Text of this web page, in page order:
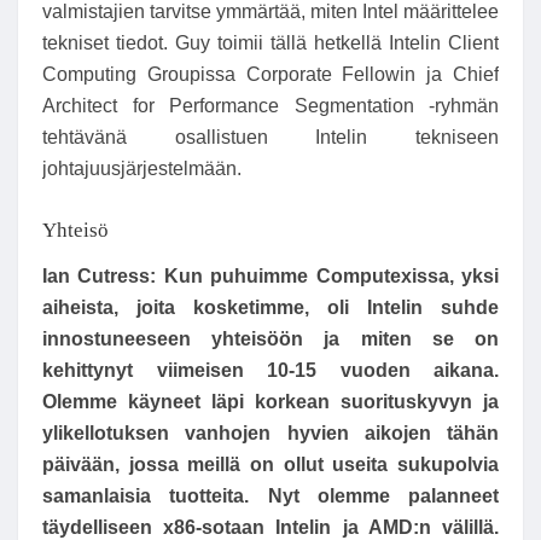
valmistajien tarvitse ymmärtää, miten Intel määrittelee
tekniset tiedot. Guy toimii tällä hetkellä Intelin Client
Computing Groupissa Corporate Fellowin ja Chief
Architect for Performance Segmentation -ryhmän
tehtävänä osallistuen Intelin tekniseen
johtajuusjärjestelmään.
Yhteisö
Ian Cutress: Kun puhuimme Computexissa, yksi
aiheista, joita kosketimme, oli Intelin suhde
innostuneeseen yhteisöön ja miten se on
kehittynyt viimeisen 10-15 vuoden aikana.
Olemme käyneet läpi korkean suorituskyvyn ja
ylikellotuksen vanhojen hyvien aikojen tähän
päivään, jossa meillä on ollut useita sukupolvia
samanlaisia ​​tuotteita. Nyt olemme palanneet
täydelliseen x86-sotaan Intelin ja AMD:n välillä.